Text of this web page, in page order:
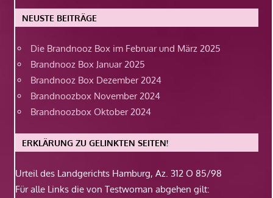
NEUSTE BEITRÄGE
Die Brandnooz Box im Februar und März 2025
Brandnooz Box Januar 2025
Brandnooz Box Dezember 2024
Brandnoozbox November 2024
Brandnoozbox Oktober 2024
ERKLÄRUNG ZU GELINKTEN SEITEN!
Urteil des Landgerichts Hamburg, Az. 312 O 85/98
Für alle Links die von Testwoman abgehen gilt: